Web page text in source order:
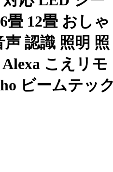
畳 12畳 おしゃ
認識 照明 照
こえリモ
ビームテッ